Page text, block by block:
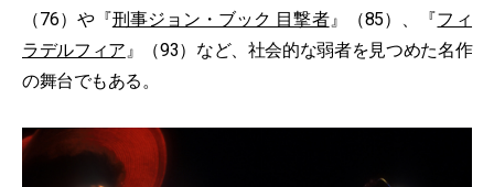
（76）や『刑事ジョン・ブック 目撃者』（85）、『フィ
ラデルフィア』（93）など、社会的な弱者を見つめた名作
の舞台でもある。